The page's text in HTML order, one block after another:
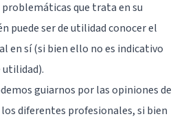
que trata en su
puede ser de utilidad conocer el
en sí (si bien ello no es indicativo
utilidad).
guiarnos por las opiniones de
diferentes profesionales, si bien